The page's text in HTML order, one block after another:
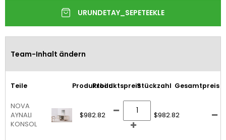
Team-Inhalt ändern
Teile ProduktbildProduktspreisStückzahl Gesamtpreis
NOVA
AYNALI
KONSOL
$982.82 $982.82